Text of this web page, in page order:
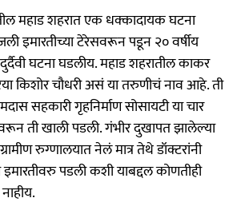
महाड शहरात एक धक्कादायक घटना
इमारतीच्या टेरेसवरून पडून २० वर्षीय
घटना घडलीय. महाड शहरातील काकर
किशोर चौधरी असं या तरुणीचं नाव आहे. ती
सहकारी गृहनिर्माण सोसायटी या चार
ती खाली पडली. गंभीर दुखापत झालेल्या
रुग्णालयात नेलं मात्र तेथे डॉक्टरांनी
पडली कशी याबद्दल कोणतीही